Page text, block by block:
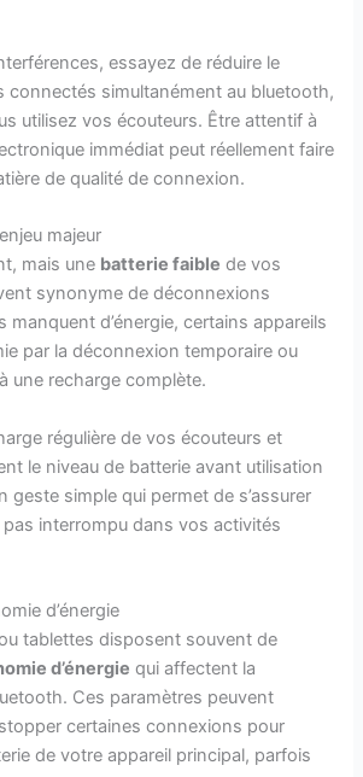
essayez de réduire le
connectés simultanément au bluetooth,
utilisez vos écouteurs. Être attentif à
immédiat peut réellement faire
de qualité de connexion.
majeur
mais une batterie faible de vos
synonyme de déconnexions
manquent d’énergie, certains appareils
par la déconnexion temporaire ou
une recharge complète.
régulière de vos écouteurs et
le niveau de batterie avant utilisation
geste simple qui permet de s’assurer
interrompu dans vos activités
d’énergie
tablettes disposent souvent de
d’énergie qui affectent la
Ces paramètres peuvent
certaines connexions pour
de votre appareil principal, parfois